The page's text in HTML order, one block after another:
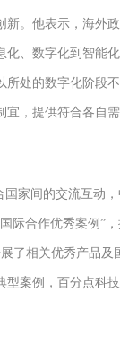
新。他表示，海外政
化、数字化到智能化
所处的数字化阶段不
宜，提供符合各自需
国家间的交流互动
际合作优秀案例”
了相关优秀产品及
型案例，百分点科技